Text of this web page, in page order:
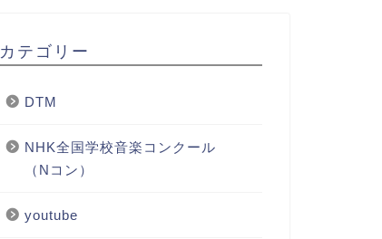
カテゴリー
DTM
NHK全国学校音楽コンクール
（Nコン）
youtube